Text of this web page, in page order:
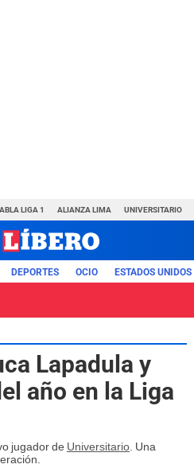
LIGA 1 ALIANZA LIMA UNIVERSITARIO
DEPORTES OCIO ESTADOS UNIDOS
Lapadula y
año en la Liga
jugador de Universitario . Una